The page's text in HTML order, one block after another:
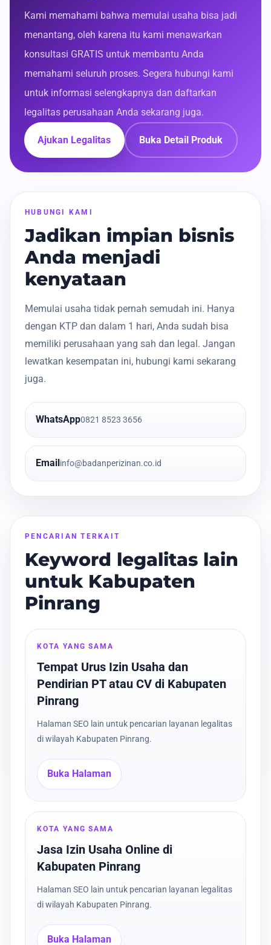
Kami memahami bahwa memulai usaha bisa jadi
menantang, oleh karena itu kami menawarkan
konsultasi GRATIS untuk membantu Anda
memahami seluruh proses. Segera hubungi kami
untuk informasi selengkapnya dan daftarkan
legalitas perusahaan Anda sekarang juga.
Ajukan Legalitas Buka Detail Produk
HUBUNGI KAMI
Jadikan impian bisnis
Anda menjadi
kenyataan
Memulai usaha tidak pernah semudah ini. Hanya
dengan KTP dan dalam 1 hari, Anda sudah bisa
memiliki perusahaan yang sah dan legal. Jangan
lewatkan kesempatan ini, hubungi kami sekarang
juga.
WhatsApp0821 8523 3656
Email info@badanperizinan.co.id
PENCARIAN TERKAIT
Keyword legalitas lain
untuk Kabupaten
Pinrang
KOTA YANG SAMA
Tempat Urus Izin Usaha dan
Pendirian PT atau CV di Kabupaten
Pinrang
Halaman SEO lain untuk pencarian layanan legalitas
di wilayah Kabupaten Pinrang.
Buka Halaman
KOTA YANG SAMA
Jasa Izin Usaha Online di
Kabupaten Pinrang
Halaman SEO lain untuk pencarian layanan legalitas
di wilayah Kabupaten Pinrang.
Buka Halaman